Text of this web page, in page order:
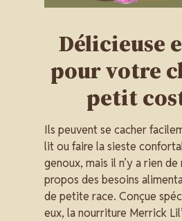
Délicieuse
pour votre
petit
Ils peuvent se cacher
lit ou faire la sieste
genoux, mais il n’y a rien
propos des besoins
de petite race. Conçue
eux, la nourriture Merrick